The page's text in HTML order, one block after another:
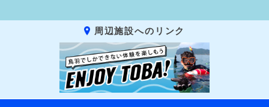
周辺施設へのリンク